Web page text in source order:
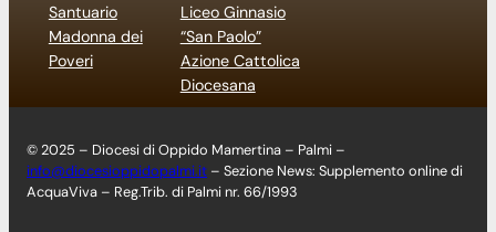
Santuario
Madonna dei
Poveri
Liceo Ginnasio
“San Paolo”
Azione Cattolica
Diocesana
© 2025 – Diocesi di Oppido Mamertina – Palmi –
info@diocesioppidopalmi.it – Sezione News: Supplemento online di
AcquaViva – Reg.Trib. di Palmi nr. 66/1993